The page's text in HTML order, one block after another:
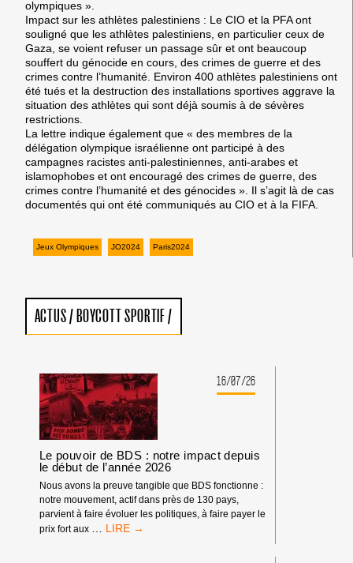
olympiques ».
Impact sur les athlètes palestiniens : Le CIO et la PFA ont
souligné que les athlètes palestiniens, en particulier ceux de
Gaza, se voient refuser un passage sûr et ont beaucoup
souffert du génocide en cours, des crimes de guerre et des
crimes contre l’humanité. Environ 400 athlètes palestiniens ont
été tués et la destruction des installations sportives aggrave la
situation des athlètes qui sont déjà soumis à de sévères
restrictions.
La lettre indique également que « des membres de la
délégation olympique israélienne ont participé à des
campagnes racistes anti-palestiniennes, anti-arabes et
islamophobes et ont encouragé des crimes de guerre, des
crimes contre l’humanité et des génocides ». Il s’agit là de cas
documentés qui ont été communiqués au CIO et à la FIFA.
Jeux Olympiques JO2024 Paris2024
ACTUS/ BOYCOTT SPORTIF/
16/07/26
Le pouvoir de BDS : notre impact depuis
le début de l’année 2026
Nous avons la preuve tangible que BDS fonctionne :
notre mouvement, actif dans près de 130 pays,
parvient à faire évoluer les politiques, à faire payer le
prix fort aux
LE